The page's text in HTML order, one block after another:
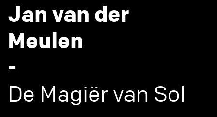
Jan van der
Meulen
-
De Magiër van Sol